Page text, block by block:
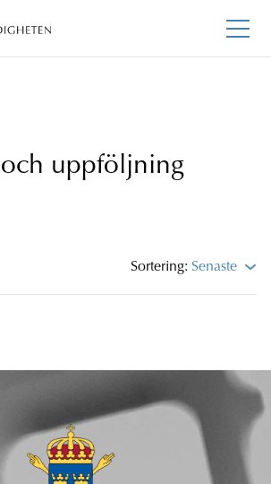
uppföljning
Sortering: Senaste